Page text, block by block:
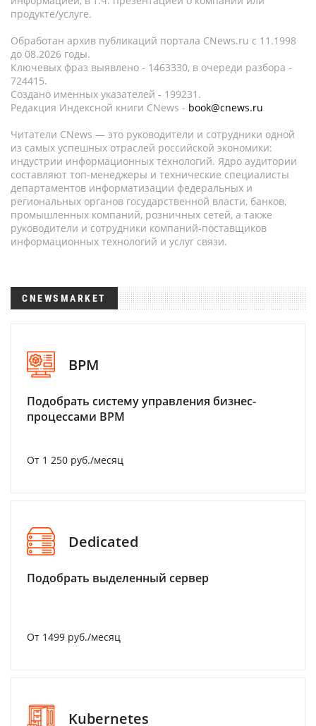
продукте/услуге.
Обработан архив публикаций портала CNews.ru c 11.1998
до 08.2026 годы.
Ключевых фраз выявлено - 1463330, в очереди разбора -
724415.
Создано именных указателей - 199231.
Редакция Индексной книги CNews - book@cnews.ru
Читатели CNews — это руководители и сотрудники одной
из самых успешных отраслей российской экономики:
индустрии информационных технологий. Ядро аудитории
составляют топ-менеджеры и технические специалисты
департаментов информатизации федеральных и
региональных органов государственной власти, банков,
промышленных компаний, розничных сетей, а также
руководители и сотрудники компаний-поставщиков
информационных технологий и услуг связи.
CNEWSMARKET
BPM
Подобрать систему управления бизнес-
процессами BPM
От 1 250 руб./месяц
Dedicated
Подобрать выделенный сервер
От 1499 руб./месяц
Kubernetes